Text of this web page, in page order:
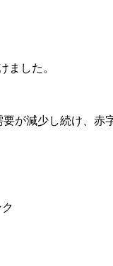
ました。
が減少し続け、